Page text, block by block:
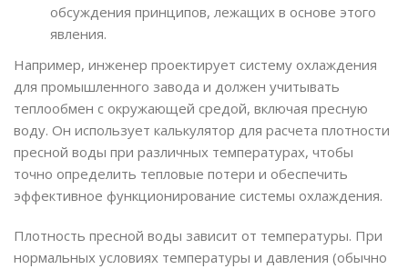
обсуждения принципов, лежащих в основе этого
явления.
Например, инженер проектирует систему охлаждения
для промышленного завода и должен учитывать
теплообмен с окружающей средой, включая пресную
воду. Он использует калькулятор для расчета плотности
пресной воды при различных температурах, чтобы
точно определить тепловые потери и обеспечить
эффективное функционирование системы охлаждения.
Плотность пресной воды зависит от температуры. При
нормальных условиях температуры и давления (обычно